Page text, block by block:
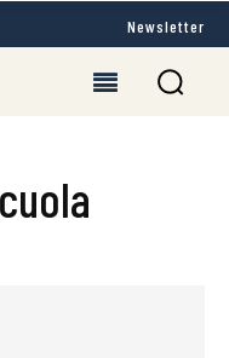
Newsletter